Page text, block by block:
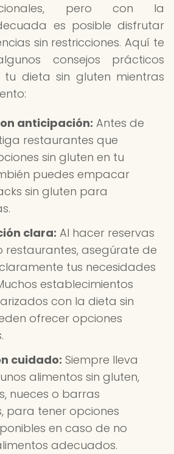
pero con la
es posible disfrutar
sin restricciones. Aquí te
consejos prácticos
dieta sin gluten mientras
anticipación: Antes de
restaurantes que
sin gluten en tu
puedes empacar
sin gluten para
clara: Al hacer reservas
restaurantes, asegúrate de
tus necesidades
establecimientos
con la dieta sin
ofrecer opciones
cuidado: Siempre lleva
alimentos sin gluten,
nueces o barras
para tener opciones
en caso de no
adecuados.